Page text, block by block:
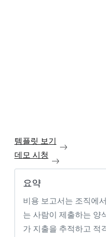
템플릿 보기
데모 시청
요약
비용 보고서는 조직에
는 사람이 제출하는 양
가 지출을 추적하고 적